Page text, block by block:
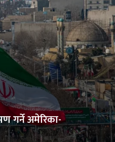
गर्ने अमेरिका-